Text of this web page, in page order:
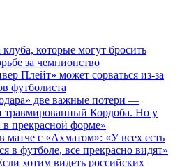
клуба, которые могут бросить
за чемпионство
Плейт» может сорваться из‑за
футболиста
две важные потери —
Кордоба. Но у
прекрасной форме»
матче с «Ахматом»: «У всех есть
в футболе, все прекрасно видят»
хотим видеть российских